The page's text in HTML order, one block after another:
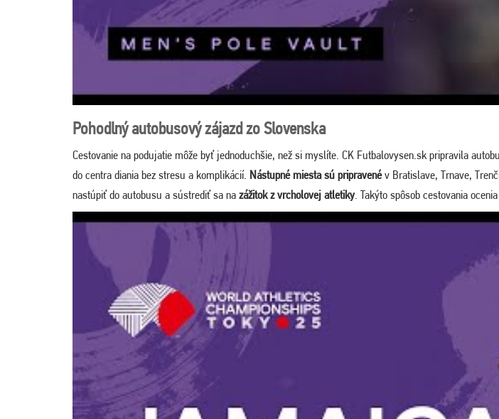
Pohodlný autobusový zájazd zo Slovenska
Cestovanie na podujatie môže byť jednoduchšie, než si myslíte. CK Futbalovysen.sk pripravila
do centra diania bez stresu a komplikácií. Nástupné miesta sú pripravenév Bratislave, Trnave,
nastúpiť do autobusu a sústrediť sa na zážitok z vrcholovej atletiky. Takýto spôsob cestovania